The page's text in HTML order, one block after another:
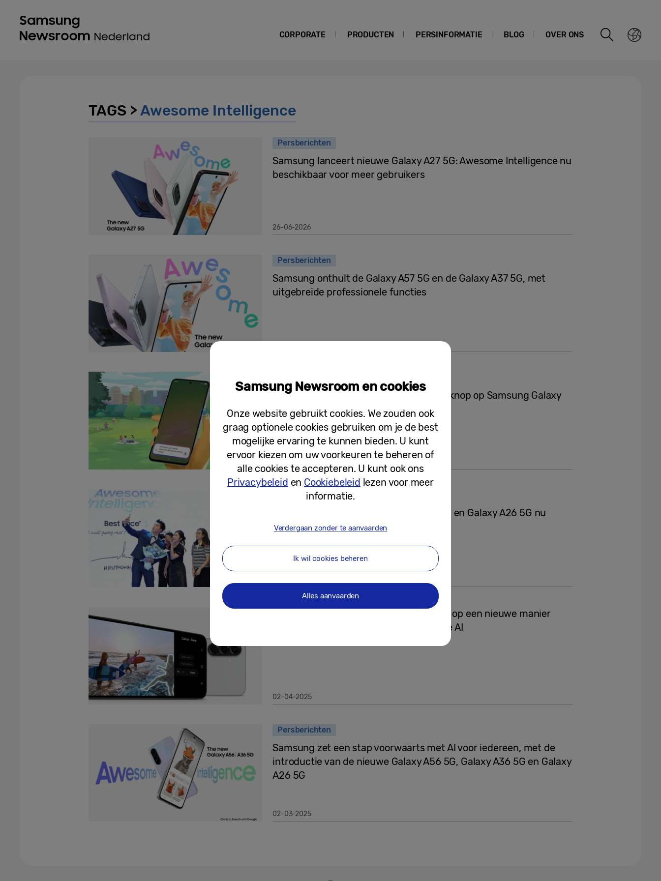
CORPORATE PRODUCTEN PERSINFORMATIE BLOG OVER ONS
TAGS >Awesome Intelligence
Persberichten
Samsung lanceert nieuwe Galaxy A27 5G: Awesome Intelligence nu
beschikbaar voor meer gebruikers
26-06-2026
Persberichten
Samsung onthult de Galaxy A57 5G en de Galaxy A37 5G, met
uitgebreide professionele functies
Directe toegang tot AI-assistent met zijknop op Samsung Galaxy
A-serie uitgebreid
Persberichten
Samsung Galaxy A56 5G, Galaxy A36 5G en Galaxy A26 5G nu
wereldwijd verkrijgbaar
Maak kennis met Awesome Intelligence: op een nieuwe manier
toegang tot leuke, toegankelijke mobiele AI
02-04-2025
Persberichten
Samsung zet een stap voorwaarts met AI voor iedereen, met de
introductie van de nieuwe Galaxy A56 5G, Galaxy A36 5G en Galaxy
A26 5G
02-03-2025
Samsung Newsroom en cookies
Onze website gebruikt cookies. We zouden ook
graag optionele cookies gebruiken om je de best
mogelijke ervaring te kunnen bieden. U kunt
ervoor kiezen om uw voorkeuren te beheren of
alle cookies te accepteren. U kunt ook ons
Privacybeleid en Cookiebeleid lezen voor meer
informatie.
Verdergaan zonder te aanvaarden
Ik wil cookies beheren
Alles aanvaarden